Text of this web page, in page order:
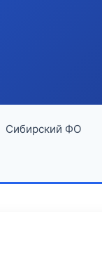
Сибирский ФО